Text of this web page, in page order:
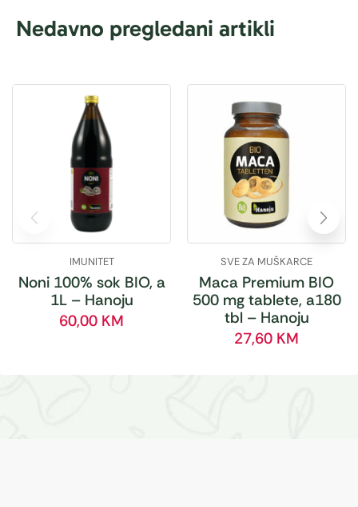
Nedavno pregledani artikli
IMUNITET
Noni 100% sok BIO, a
1L – Hanoju
60,00 KM
SVE ZA MUŠKARCE
Maca Premium BIO
500 mg tablete, a180
tbl – Hanoju
27,60 KM